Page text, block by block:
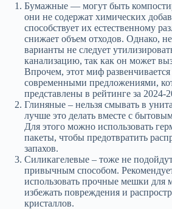
Бумажные — могут быть
они не содержат химических
способствует их естественному
снижает объем отходов. Однако,
варианты не следует
канализацию, так как он может
Впрочем, этот миф
современными предложениями,
представлены в рейтинге за 2024-
Глиняные – нельзя смывать в
лучше это делать вместе с
Для этого можно использовать
пакеты, чтобы предотвратить
запахов.
Силикагелевые – тоже не
привычным способом.
использовать прочные мешки для
избежать повреждения и
кристаллов.